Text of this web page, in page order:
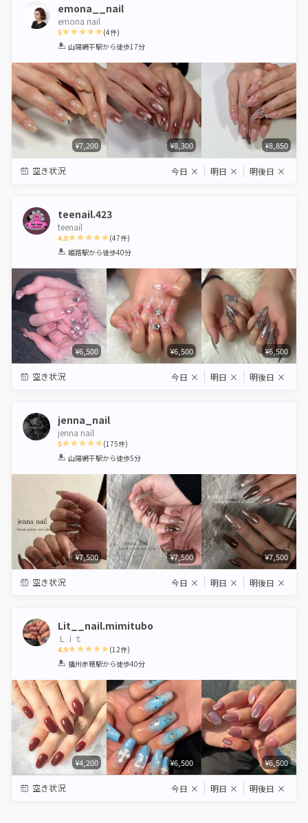
emona__nail
emona nail
5
1 2 3 4 5
(4件)
山陽網干駅から徒歩17分
¥7,200 ¥8,300 ¥8,850
空き状況 今日 × 明日 × 明後日 ×
teenail.423
teenail
4.8
1 2 3 4 5
(47件)
姫路駅から徒歩40分
¥6,500 ¥6,500 ¥6,500
空き状況 今日 × 明日 × 明後日 ×
jenna_nail
jenna nail
5
1 2 3 4 5
(175件)
山陽網干駅から徒歩5分
¥7,500 ¥7,500 ¥7,500
空き状況 今日 × 明日 × 明後日 ×
Lit__nail.mimitubo
Ｌｉｔ
4.9
1 2 3 4 5
(12件)
播州赤穂駅から徒歩40分
¥4,200 ¥6,500 ¥6,500
空き状況 今日 × 明日 × 明後日 ×